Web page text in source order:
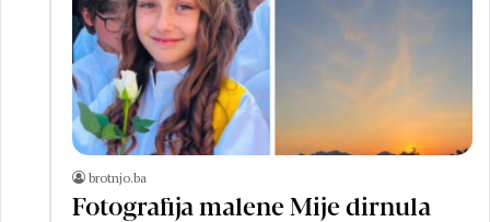
brotnjo.ba
Fotografija malene Mije dirnula